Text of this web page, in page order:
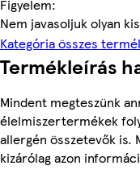
Figyelem:
Nem javasoljuk olyan
Kategória összes
Termékleírás
Mindent megteszünk
élelmiszertermékek
allergén összetevők is.
kizárólag azon